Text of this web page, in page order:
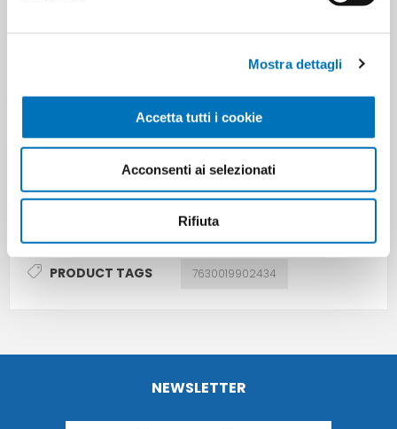
Mostra dettagli
Accetta tutti i cookie
Acconsenti ai selezionati
Rifiuta
0
Cartons for layer
Minimum sale
PRODUCT TAGS 7630019902434
NEWSLETTER